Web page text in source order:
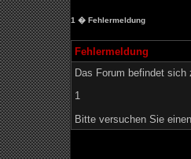
1 � Fehlermeldung
Fehlermeldung
Das Forum befindet
1
Bitte versuchen Sie